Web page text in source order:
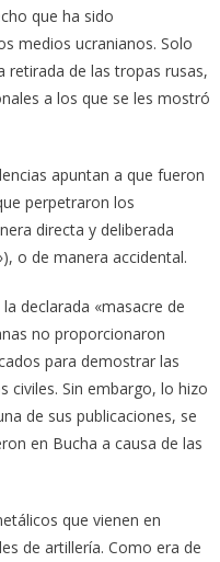
que ha sido
medios ucranianos. Solo
retirada de las tropas rusas,
a los que se les mostró
apuntan a que fueron
perpetraron los
directa y deliberada
o de manera accidental.
declarada «masacre de
no proporcionaron
para demostrar las
civiles. Sin embargo, lo hizo
de sus publicaciones, se
en Bucha a causa de las
que vienen en
de artillería. Como era de